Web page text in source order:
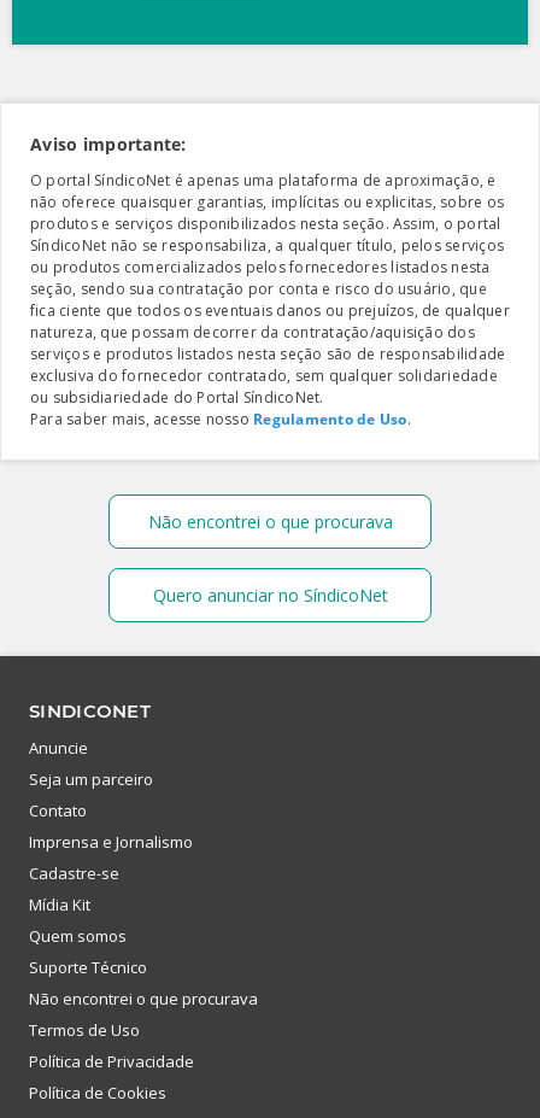
Aviso importante:
O portal SíndicoNet é apenas uma plataforma de aproximação, e
não oferece quaisquer garantias, implícitas ou explicitas, sobre os
produtos e serviços disponibilizados nesta seção. Assim, o portal
SíndicoNet não se responsabiliza, a qualquer título, pelos serviços
ou produtos comercializados pelos fornecedores listados nesta
seção, sendo sua contratação por conta e risco do usuário, que
fica ciente que todos os eventuais danos ou prejuízos, de qualquer
natureza, que possam decorrer da contratação/aquisição dos
serviços e produtos listados nesta seção são de responsabilidade
exclusiva do fornecedor contratado, sem qualquer solidariedade
ou subsidiariedade do Portal SíndicoNet.
Para saber mais, acesse nosso Regulamento de Uso.
Não encontrei o que procurava
Quero anunciar no SíndicoNet
SINDICONET
Anuncie
Seja um parceiro
Contato
Imprensa e Jornalismo
Cadastre-se
Mídia Kit
Quem somos
Suporte Técnico
Não encontrei o que procurava
Termos de Uso
Política de Privacidade
Política de Cookies